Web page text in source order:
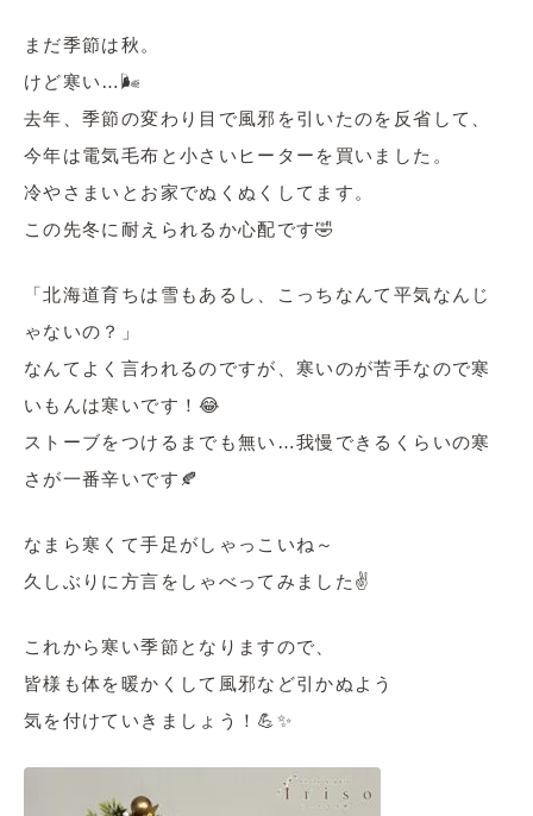
まだ季節は秋。
けど寒い…🌬
去年、季節の変わり目で風邪を引いたのを反省して、
今年は電気毛布と小さいヒーターを買いました。
冷やさまいとお家でぬくぬくしてます。
この先冬に耐えられるか心配です🤣
「北海道育ちは雪もあるし、こっちなんて平気なんじ
ゃないの？」
なんてよく言われるのですが、寒いのが苦手なので寒
いもんは寒いです！😂
ストーブをつけるまでも無い…我慢できるくらいの寒
さが一番辛いです🍂
なまら寒くて手足がしゃっこいね～
久しぶりに方言をしゃべってみました✌️
これから寒い季節となりますので、
皆様も体を暖かくして風邪など引かぬよう
気を付けていきましょう！💪✨